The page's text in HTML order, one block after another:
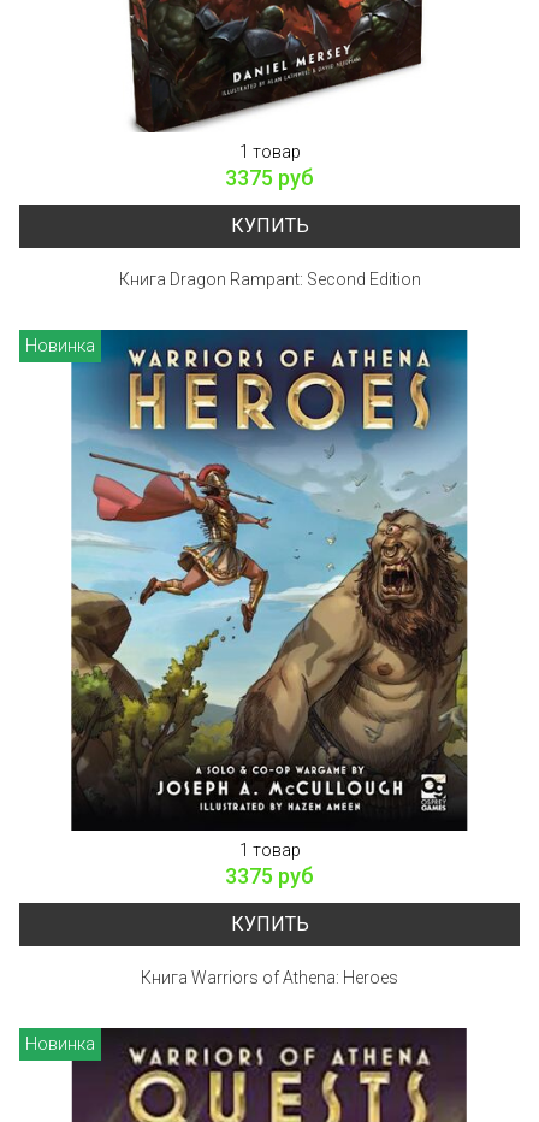
1 товар
3375 руб
КУПИТЬ
Книга Dragon Rampant: Second Edition
Новинка
1 товар
3375 руб
КУПИТЬ
Книга Warriors of Athena: Heroes
Новинка